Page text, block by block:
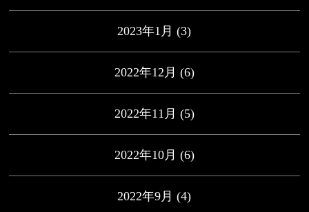
2023年1月 (3)
2022年12月 (6)
2022年11月 (5)
2022年10月 (6)
2022年9月 (4)